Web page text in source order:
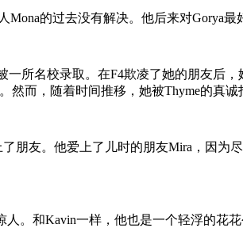
的过去没有解决。他后来对Gorya最
所名校录取。在F4欺凌了她的朋友后
然而，随着时间推移，她被Thyme的真诚
朋友。他爱上了儿时的朋友Mira，因
。和Kavin一样，他也是一个轻浮的花花